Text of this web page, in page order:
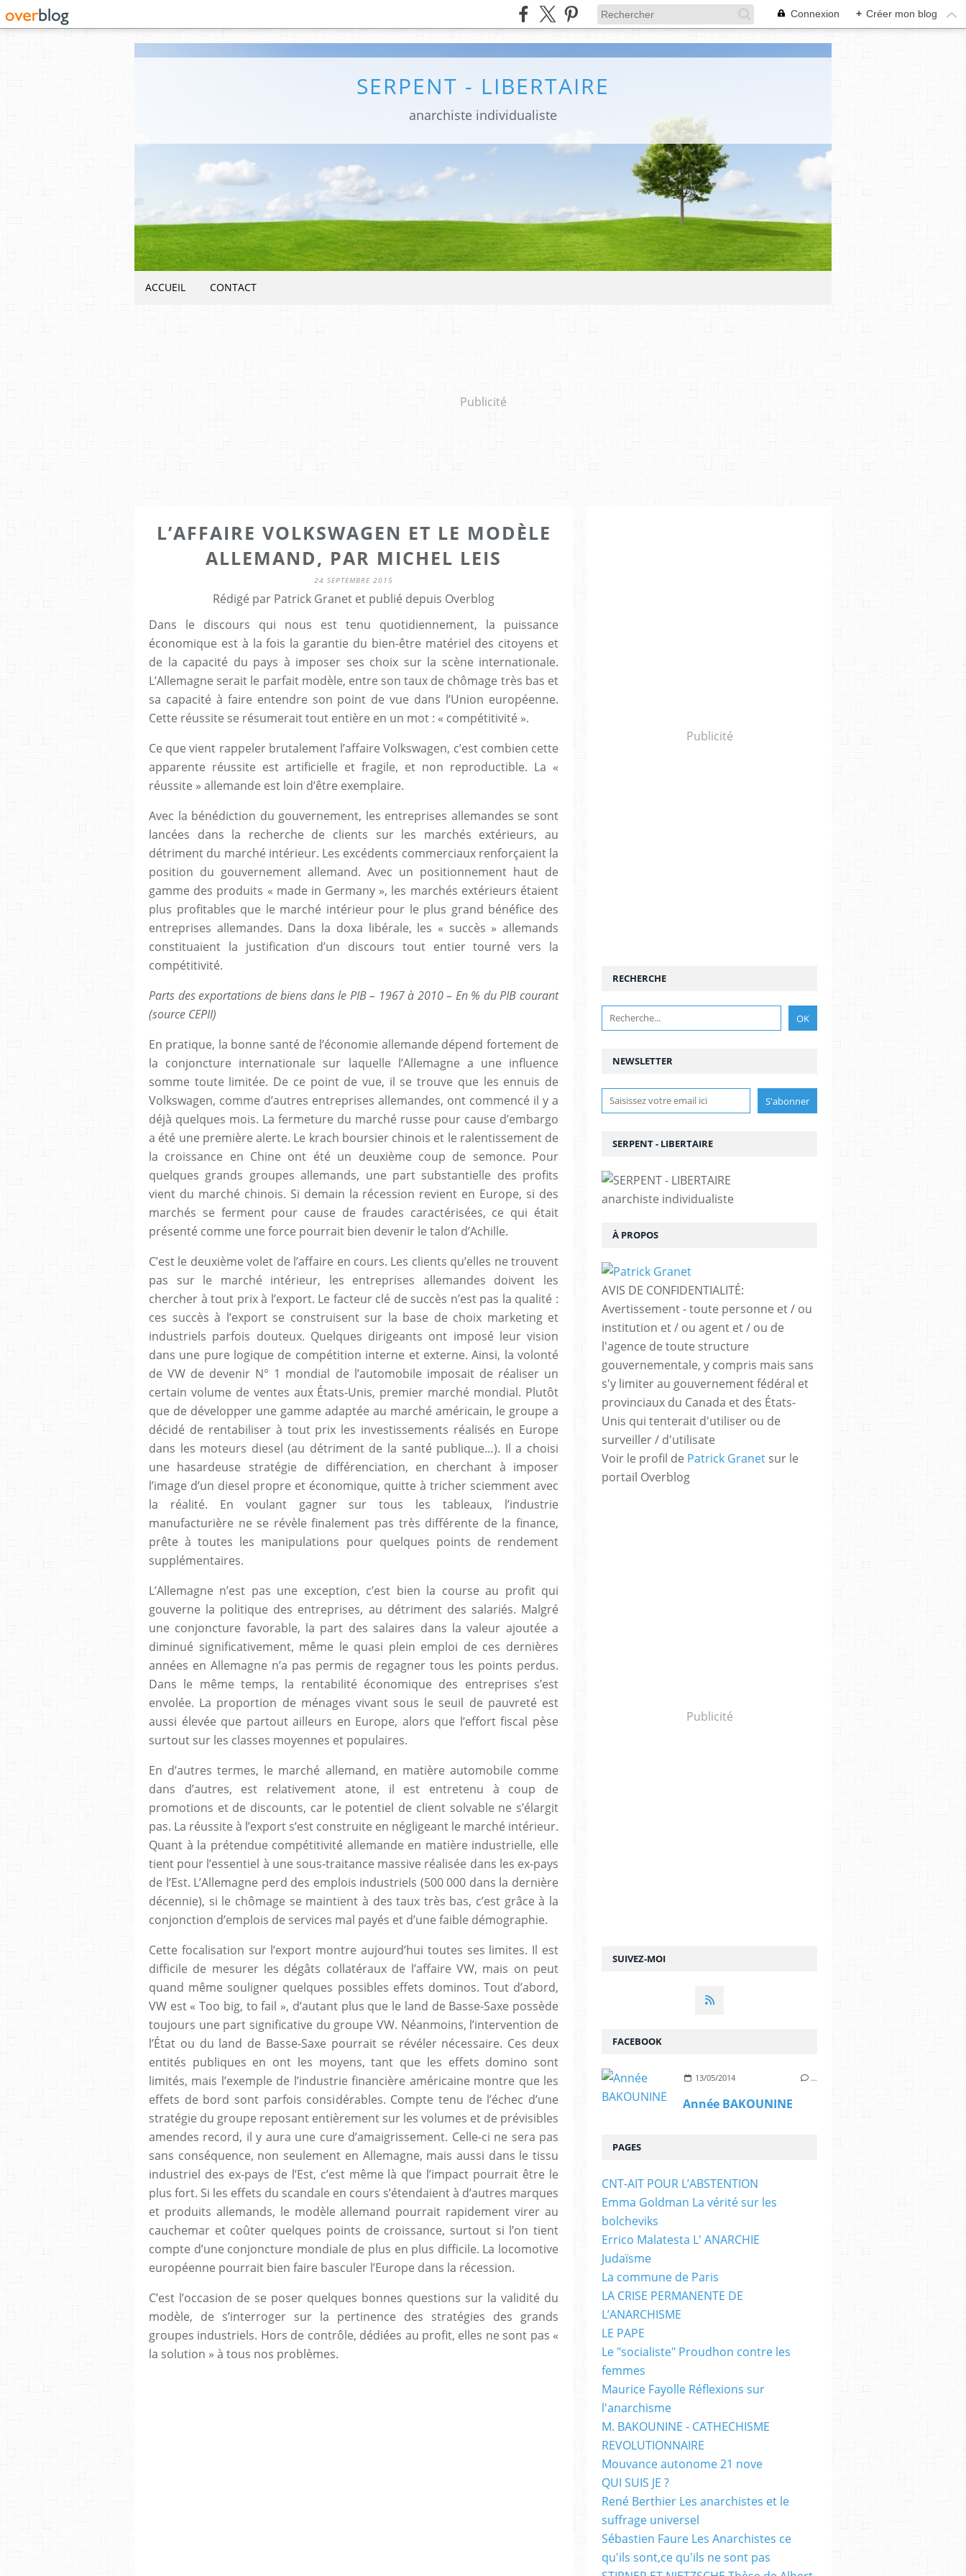
Connexion + Créer mon blog
SERPENT - LIBERTAIRE
anarchiste individualiste
ACCUEIL CONTACT
Publicité
L’AFFAIRE VOLKSWAGEN ET LE MODÈLE
ALLEMAND, PAR MICHEL LEIS
24 SEPTEMBRE 2015
Rédigé par Patrick Granet et publié depuis Overblog
Dans le discours qui nous est tenu quotidiennement, la puissance
économique est à la fois la garantie du bien-être matériel des citoyens et
de la capacité du pays à imposer ses choix sur la scène internationale.
L’Allemagne serait le parfait modèle, entre son taux de chômage très bas et
sa capacité à faire entendre son point de vue dans l’Union européenne.
Cette réussite se résumerait tout entière en un mot : « compétitivité ».
Ce que vient rappeler brutalement l’affaire Volkswagen, c’est combien cette
apparente réussite est artificielle et fragile, et non reproductible. La «
réussite » allemande est loin d’être exemplaire.
Avec la bénédiction du gouvernement, les entreprises allemandes se sont
lancées dans la recherche de clients sur les marchés extérieurs, au
détriment du marché intérieur. Les excédents commerciaux renforçaient la
position du gouvernement allemand. Avec un positionnement haut de
gamme des produits « made in Germany », les marchés extérieurs étaient
plus profitables que le marché intérieur pour le plus grand bénéfice des
entreprises allemandes. Dans la doxa libérale, les « succès » allemands
constituaient la justification d’un discours tout entier tourné vers la
compétitivité.
Parts des exportations de biens dans le PIB – 1967 à 2010 – En % du PIB courant
(source CEPII)
En pratique, la bonne santé de l’économie allemande dépend fortement de
la conjoncture internationale sur laquelle l’Allemagne a une influence
somme toute limitée. De ce point de vue, il se trouve que les ennuis de
Volkswagen, comme d’autres entreprises allemandes, ont commencé il y a
déjà quelques mois. La fermeture du marché russe pour cause d’embargo
a été une première alerte. Le krach boursier chinois et le ralentissement de
la croissance en Chine ont été un deuxième coup de semonce. Pour
quelques grands groupes allemands, une part substantielle des profits
vient du marché chinois. Si demain la récession revient en Europe, si des
marchés se ferment pour cause de fraudes caractérisées, ce qui était
présenté comme une force pourrait bien devenir le talon d’Achille.
C’est le deuxième volet de l’affaire en cours. Les clients qu’elles ne trouvent
pas sur le marché intérieur, les entreprises allemandes doivent les
chercher à tout prix à l’export. Le facteur clé de succès n’est pas la qualité :
ces succès à l’export se construisent sur la base de choix marketing et
industriels parfois douteux. Quelques dirigeants ont imposé leur vision
dans une pure logique de compétition interne et externe. Ainsi, la volonté
de VW de devenir N° 1 mondial de l’automobile imposait de réaliser un
certain volume de ventes aux États-Unis, premier marché mondial. Plutôt
que de développer une gamme adaptée au marché américain, le groupe a
décidé de rentabiliser à tout prix les investissements réalisés en Europe
dans les moteurs diesel (au détriment de la santé publique…). Il a choisi
une hasardeuse stratégie de différenciation, en cherchant à imposer
l’image d’un diesel propre et économique, quitte à tricher sciemment avec
la réalité. En voulant gagner sur tous les tableaux, l’industrie
manufacturière ne se révèle finalement pas très différente de la finance,
prête à toutes les manipulations pour quelques points de rendement
supplémentaires.
L’Allemagne n’est pas une exception, c’est bien la course au profit qui
gouverne la politique des entreprises, au détriment des salariés. Malgré
une conjoncture favorable, la part des salaires dans la valeur ajoutée a
diminué significativement, même le quasi plein emploi de ces dernières
années en Allemagne n’a pas permis de regagner tous les points perdus.
Dans le même temps, la rentabilité économique des entreprises s’est
envolée. La proportion de ménages vivant sous le seuil de pauvreté est
aussi élevée que partout ailleurs en Europe, alors que l’effort fiscal pèse
surtout sur les classes moyennes et populaires.
En d’autres termes, le marché allemand, en matière automobile comme
dans d’autres, est relativement atone, il est entretenu à coup de
promotions et de discounts, car le potentiel de client solvable ne s’élargit
pas. La réussite à l’export s’est construite en négligeant le marché intérieur.
Quant à la prétendue compétitivité allemande en matière industrielle, elle
tient pour l’essentiel à une sous-traitance massive réalisée dans les ex-pays
de l’Est. L’Allemagne perd des emplois industriels (500 000 dans la dernière
décennie), si le chômage se maintient à des taux très bas, c’est grâce à la
conjonction d’emplois de services mal payés et d’une faible démographie.
Cette focalisation sur l’export montre aujourd’hui toutes ses limites. Il est
difficile de mesurer les dégâts collatéraux de l’affaire VW, mais on peut
quand même souligner quelques possibles effets dominos. Tout d’abord,
VW est « Too big, to fail », d’autant plus que le land de Basse-Saxe possède
toujours une part significative du groupe VW. Néanmoins, l’intervention de
l’État ou du land de Basse-Saxe pourrait se révéler nécessaire. Ces deux
entités publiques en ont les moyens, tant que les effets domino sont
limités, mais l’exemple de l’industrie financière américaine montre que les
effets de bord sont parfois considérables. Compte tenu de l’échec d’une
stratégie du groupe reposant entièrement sur les volumes et de prévisibles
amendes record, il y aura une cure d’amaigrissement. Celle-ci ne sera pas
sans conséquence, non seulement en Allemagne, mais aussi dans le tissu
industriel des ex-pays de l’Est, c’est même là que l’impact pourrait être le
plus fort. Si les effets du scandale en cours s’étendaient à d’autres marques
et produits allemands, le modèle allemand pourrait rapidement virer au
cauchemar et coûter quelques points de croissance, surtout si l’on tient
compte d’une conjoncture mondiale de plus en plus difficile. La locomotive
européenne pourrait bien faire basculer l’Europe dans la récession.
C’est l’occasion de se poser quelques bonnes questions sur la validité du
modèle, de s’interroger sur la pertinence des stratégies des grands
groupes industriels. Hors de contrôle, dédiées au profit, elles ne sont pas «
la solution » à tous nos problèmes.
Publicité
NEWSLETTER
SUIVEZ-MOI
RECHERCHE
SERPENT - LIBERTAIRE
anarchiste individualiste
À PROPOS
AVIS DE CONFIDENTIALITÉ:
Avertissement - toute personne et / ou
institution et / ou agent et / ou de
l'agence de toute structure
gouvernementale, y compris mais sans
s'y limiter au gouvernement fédéral et
provinciaux du Canada et des États-
Unis qui tenterait d'utiliser ou de
surveiller / d'utilisate
Voir le profil de Patrick Granet sur le
portail Overblog
Publicité
FACEBOOK
13/05/2014 …
Année BAKOUNINE
PAGES
CNT-AIT POUR L’ABSTENTION
Emma Goldman La vérité sur les
bolcheviks
Errico Malatesta L' ANARCHIE
Judaïsme
La commune de Paris
LA CRISE PERMANENTE DE
L’ANARCHISME
LE PAPE
Le "socialiste" Proudhon contre les
femmes
Maurice Fayolle Réflexions sur
l'anarchisme
M. BAKOUNINE - CATHECHISME
REVOLUTIONNAIRE
Mouvance autonome 21 nove
QUI SUIS JE ?
René Berthier Les anarchistes et le
suffrage universel
Sébastien Faure Les Anarchistes ce
qu'ils sont,ce qu'ils ne sont pas